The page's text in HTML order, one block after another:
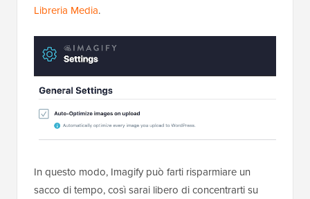
Libreria Media.
In questo modo, Imagify può farti risparmiare un
sacco di tempo, così sarai libero di concentrarti su